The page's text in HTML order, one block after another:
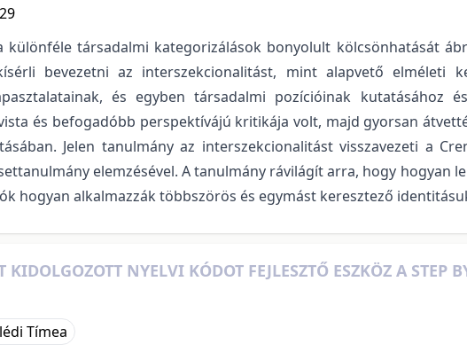
különféle társadalmi kategorizálások bonyolult kölcsönhatását
bevezetni az interszekcionalitást, mint alapvető elméleti
és egyben társadalmi pozícióinak kutatásához
és befogadóbb perspektívájú kritikája volt, majd gyorsan
Jelen tanulmány az interszekcionalitást visszavezeti a
elemzésével. A tanulmány rávilágít arra, hogy hogyan
hogyan alkalmazzák többszörös és egymást keresztező
NYELVI KÓDOT FEJLESZTŐ ESZKÖZ A STEP
Tímea